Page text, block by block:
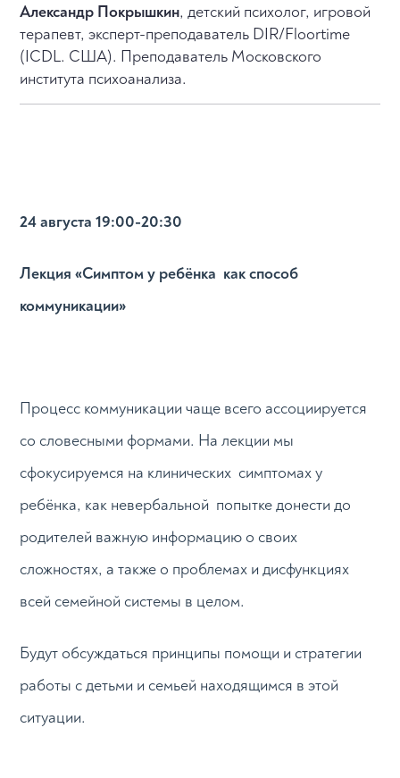
Александр Покрышкин, детский психолог, игровой
терапевт, эксперт-преподаватель DIR/Floortime
(ICDL. США). Преподаватель Московского
института психоанализа.
24 августа 19:00-20:30
Лекция «Симптом у ребёнка как способ
коммуникации»
Процесс коммуникации чаще всего ассоциируется
со словесными формами. На лекции мы
сфокусируемся на клинических симптомах у
ребёнка, как невербальной попытке донести до
родителей важную информацию о своих
сложностях, а также о проблемах и дисфункциях
всей семейной системы в целом.
Будут обсуждаться принципы помощи и стратегии
работы с детьми и семьей находящимся в этой
ситуации.